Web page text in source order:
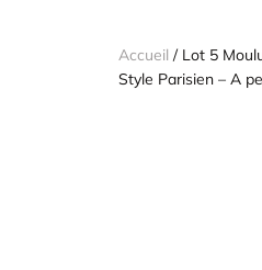
Accueil / Lot 5
Style Parisien – A